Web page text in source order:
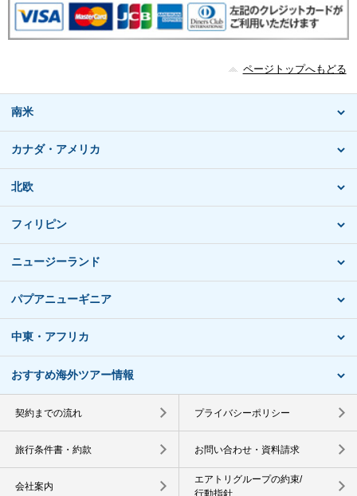
ページトップへもどる
南米
カナダ・アメリカ
北欧
フィリピン
ニュージーランド
パプアニューギニア
中東・アフリカ
おすすめ海外ツアー情報
契約までの流れ プライバシーポリシー
旅行条件書・約款 お問い合わせ・資料請求
会社案内
エアトリグループの約束/
行動指針